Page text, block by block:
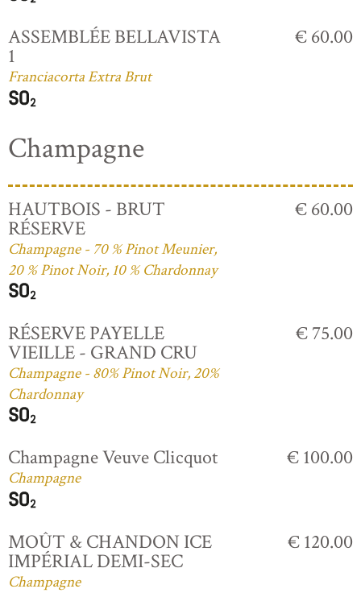
ASSEMBLÉE BELLAVISTA
1
Franciacorta Extra Brut
€ 60.00
Champagne
HAUTBOIS - BRUT
RÉSERVE
Champagne - 70 % Pinot Meunier,
20 % Pinot Noir, 10 % Chardonnay
€ 60.00
RÉSERVE PAYELLE
VIEILLE - GRAND CRU
Champagne - 80% Pinot Noir, 20%
Chardonnay
€ 75.00
Champagne Veuve Clicquot
Champagne
€ 100.00
MOÛT & CHANDON ICE
IMPÉRIAL DEMI-SEC
Champagne
€ 120.00